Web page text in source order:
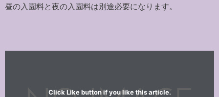
昼の入園料と夜の入園料は別途必要になります。
Click Like button if you like this article.